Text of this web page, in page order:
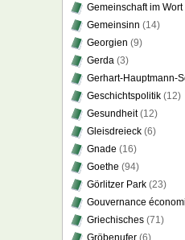
Gemeinschaft im Wort
Gemeinsinn (14)
Georgien (9)
Gerda (3)
Gerhart-Hauptmann-
Geschichtspolitik (12)
Gesundheit(12)
Gleisdreieck (6)
Gnade (16)
Goethe (94)
Görlitzer Park (23)
Gouvernance
Griechisches (71)
Gröbenufer (6)